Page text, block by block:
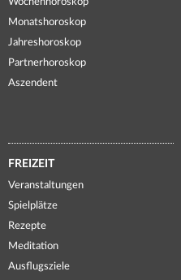
Monatshoroskop
Jahreshoroskop
Partnerhoroskop
Aszendent
FREIZEIT
Veranstaltungen
Spielplätze
Rezepte
Meditation
Ausflugsziele